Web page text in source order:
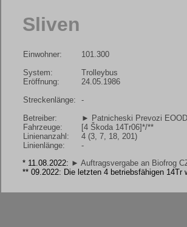
Sliven
Einwohner:
System:
Eröffnung:
Streckenlänge:
Betreiber:
Fahrzeuge:
Linienanzahl:
Linienlänge:
101.300
Trolleybus
24.05.1986
-
► Patnicheski Prevozi
[4 Škoda 14Tr06]*/**
4 (3, 7, 18, 201)
-
* 11.08.2022: ► Auftragsvergabe an Biofrog
** 09.2022: Die letzten 4 betriebsfähigen 14Tr